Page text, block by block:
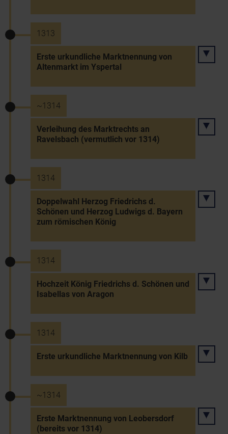
1313
Erste urkundliche Marktnennung von
Altenmarkt im Yspertal
~1314
Verleihung des Marktrechts an
Ravelsbach (vermutlich vor 1314)
1314
Doppelwahl Herzog Friedrichs d.
Schönen und Herzog Ludwigs d. Bayern
zum römischen König
1314
Hochzeit König Friedrichs d. Schönen und
Isabellas von Aragon
1314
Erste urkundliche Marktnennung von Kilb
~1314
Erste Marktnennung von Leobersdorf
(bereits vor 1314)